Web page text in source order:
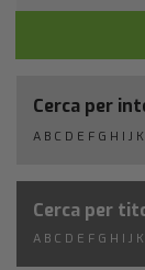
Cerca per
A B C D E F G H I J K
Cerca per
A B C D E F G H I J K